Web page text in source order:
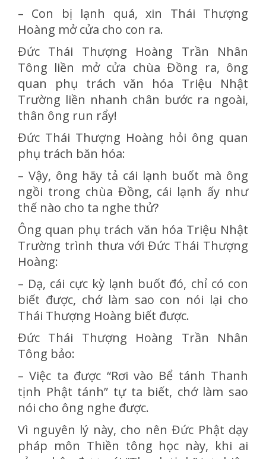
– Con bị lạnh quá, xin Thái Thượng
Hoàng mở cửa cho con ra.
Đức Thái Thượng Hoàng Trần Nhân
Tông liền mở cửa chùa Đồng ra, ông
quan phụ trách văn hóa Triệu Nhật
Trường liền nhanh chân bước ra ngoài,
thân ông run rẩy!
Đức Thái Thượng Hoàng hỏi ông quan
phụ trách băn hóa:
– Vậy, ông hãy tả cái lạnh buốt mà ông
ngồi trong chùa Đồng, cái lạnh ấy như
thế nào cho ta nghe thử?
Ông quan phụ trách văn hóa Triệu Nhật
Trường trình thưa với Đức Thái Thượng
Hoàng:
– Dạ, cái cực kỳ lạnh buốt đó, chỉ có con
biết được, chớ làm sao con nói lại cho
Thái Thượng Hoàng biết được.
Đức Thái Thượng Hoàng Trần Nhân
Tông bảo:
– Việc ta được “Rơi vào Bể tánh Thanh
tịnh Phật tánh” tự ta biết, chớ làm sao
nói cho ông nghe được.
Vì nguyên lý này, cho nên Đức Phật dạy
pháp môn Thiền tông học này, khi ai